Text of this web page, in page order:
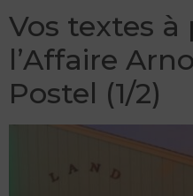
Vos textes
l’Affaire
Postel (1/2)